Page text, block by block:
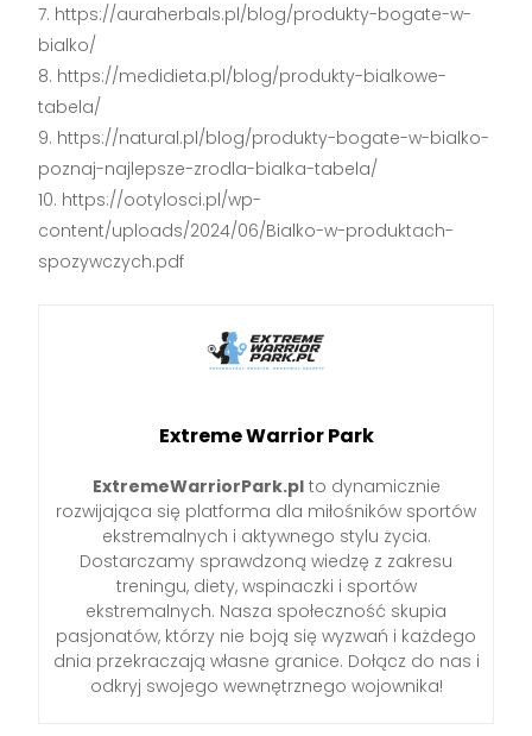
https://auraherbals.pl/blog/produkty-bogate-w-
bialko/
https://medidieta.pl/blog/produkty-bialkowe-
tabela/
https://natural.pl/blog/produkty-bogate-w-bialko-
poznaj-najlepsze-zrodla-bialka-tabela/
https://ootylosci.pl/wp-
content/uploads/2024/06/Bialko-w-produktach-
spozywczych.pdf
Extreme Warrior Park
ExtremeWarriorPark.plto dynamicznie
rozwijająca się platforma dla miłośników sportów
ekstremalnych i aktywnego stylu życia.
Dostarczamy sprawdzoną wiedzę z zakresu
treningu, diety, wspinaczki i sportów
ekstremalnych. Nasza społeczność skupia
pasjonatów, którzy nie boją się wyzwań i każdego
dnia przekraczają własne granice. Dołącz do nas i
odkryj swojego wewnętrznego wojownika!